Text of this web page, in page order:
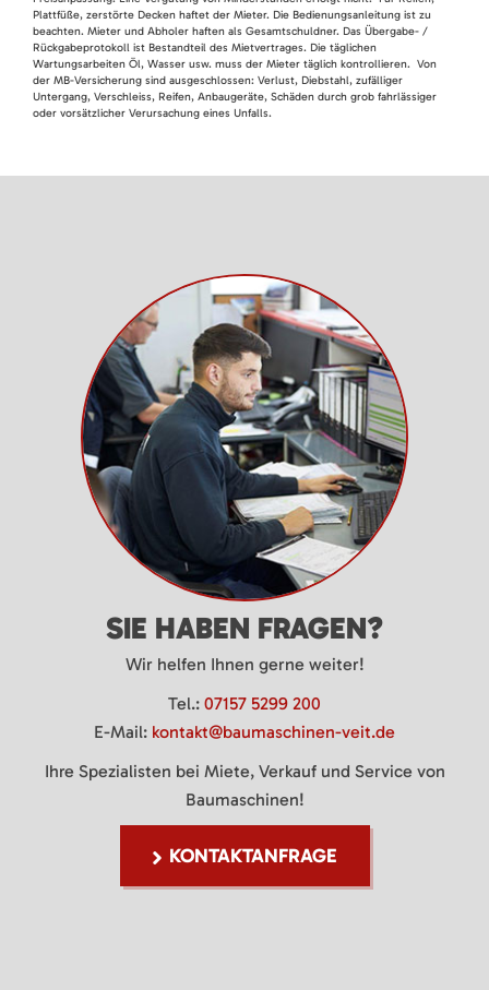
Plattfüße, zerstörte Decken haftet der Mieter. Die Bedienungsanleitung ist zu
beachten. Mieter und Abholer haften als Gesamtschuldner. Das Übergabe- /
Rückgabeprotokoll ist Bestandteil des Mietvertrages. Die täglichen
Wartungsarbeiten Öl, Wasser usw. muss der Mieter täglich kontrollieren. Von
der MB-Versicherung sind ausgeschlossen: Verlust, Diebstahl, zufälliger
Untergang, Verschleiss, Reifen, Anbaugeräte, Schäden durch grob fahrlässiger
oder vorsätzlicher Verursachung eines Unfalls.
SIE HABEN FRAGEN?
Wir helfen Ihnen gerne weiter!
Tel.: 07157 5299 200
E-Mail: kontakt@baumaschinen-veit.de
Ihre Spezialisten bei Miete, Verkauf und Service von
Baumaschinen!
KONTAKTANFRAGE